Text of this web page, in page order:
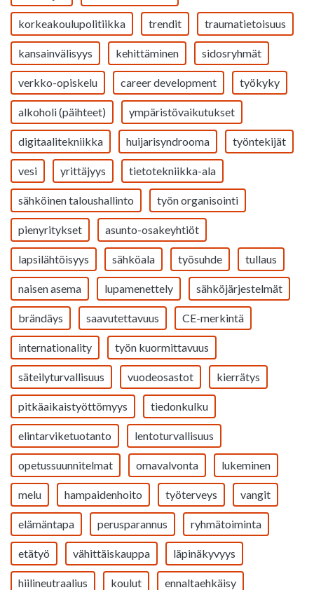
korkeakoulupolitiikka trendit traumatietoisuus
kansainvälisyys kehittäminen sidosryhmät
verkko-opiskelu career development työkyky
alkoholi (päihteet) ympäristövaikutukset
digitaalitekniikka huijarisyndrooma työntekijät
vesi yrittäjyys tietotekniikka-ala
sähköinen taloushallinto työn organisointi
pienyritykset asunto-osakeyhtiöt
lapsilähtöisyys sähköala työsuhde tullaus
naisen asema lupamenettely sähköjärjestelmät
brändäys saavutettavuus CE-merkintä
internationality työn kuormittavuus
säteilyturvallisuus vuodeosastot kierrätys
pitkäaikaistyöttömyys tiedonkulku
elintarviketuotanto lentoturvallisuus
opetussuunnitelmat omavalvonta lukeminen
melu hampaidenhoito työterveys vangit
elämäntapa perusparannus ryhmätoiminta
etätyö vähittäiskauppa läpinäkyvyys
hiilineutraalius koulut ennaltaehkäisy